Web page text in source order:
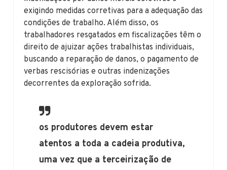
exigindo medidas corretivas para a adequação das
condições de trabalho. Além disso, os
trabalhadores resgatados em fiscalizações têm o
direito de ajuizar ações trabalhistas individuais,
buscando a reparação de danos, o pagamento de
verbas rescisórias e outras indenizações
decorrentes da exploração sofrida.
os produtores devem estar
atentos a toda a cadeia produtiva,
uma vez que a terceirização de